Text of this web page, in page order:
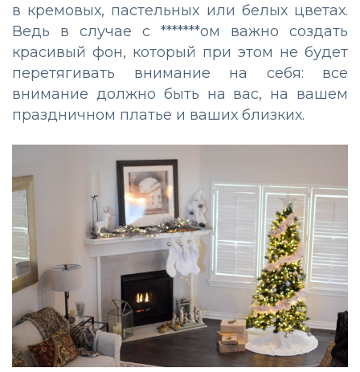
в кремовых, пастельных или белых цветах.
Ведь в случае с *******ом важно создать
красивый фон, который при этом не будет
перетягивать внимание на себя: все
внимание должно быть на вас, на вашем
праздничном платье и ваших близких.